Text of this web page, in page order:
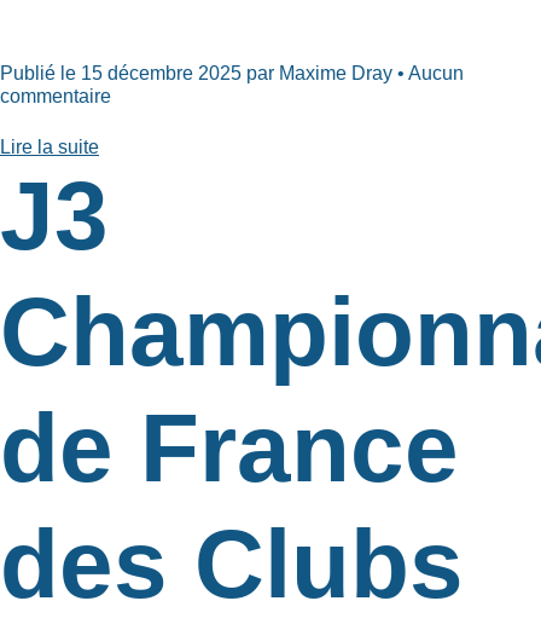
Publié le 15 décembre 2025 par Maxime Dray • Aucun
commentaire
Lire la suite
J3
de France
des Clubs